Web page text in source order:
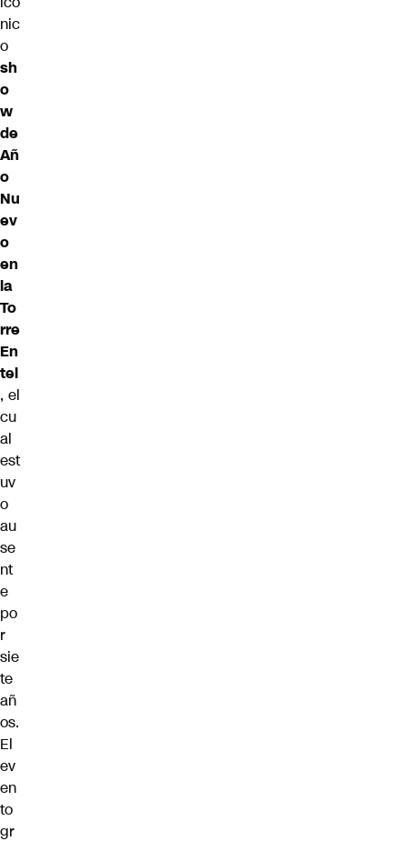
nic
o
sh
o
w
de
Añ
o
Nu
ev
o
en
la
To
rre
En
tel
, el
cu
al
est
uv
o
au
se
nt
e
po
r
sie
te
añ
os.
El
ev
en
to
gr